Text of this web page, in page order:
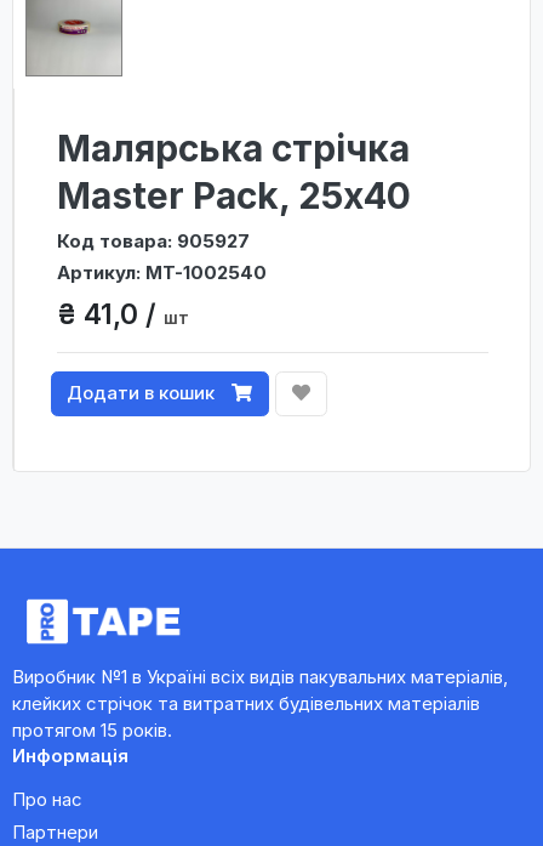
Малярська стрічка
Master Pack, 25х40
Код товара: 905927
Артикул: MT-1002540
₴ 41,0 / шт
Додати в кошик
Виробник №1 в Україні всіх видів пакувальних матеріалів,
клейких стрічок та витратних будівельних матеріалів
протягом 15 років.
Информація
Про нас
Партнери